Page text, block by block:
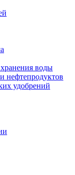
воды
нефтепродуктов
удобрений